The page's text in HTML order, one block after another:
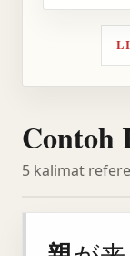
Contoh
5 kalimat